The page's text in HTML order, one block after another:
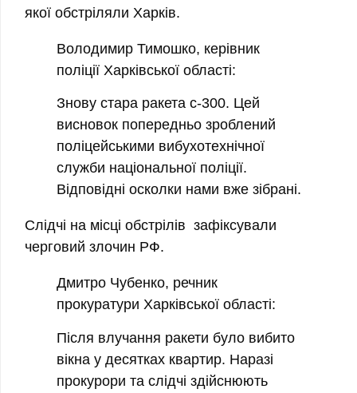
якої обстріляли Харків.
Володимир Тимошко, керівник
поліції Харківської області:
Знову стара ракета с-300. Цей
висновок попередньо зроблений
поліцейськими вибухотехнічної
служби національної поліції.
Відповідні осколки нами вже зібрані.
Слідчі на місці обстрілів зафіксували
черговий злочин РФ.
Дмитро Чубенко, речник
прокуратури Харківської області:
Після влучання ракети було вибито
вікна у десятках квартир. Наразі
прокурори та слідчі здійснюють